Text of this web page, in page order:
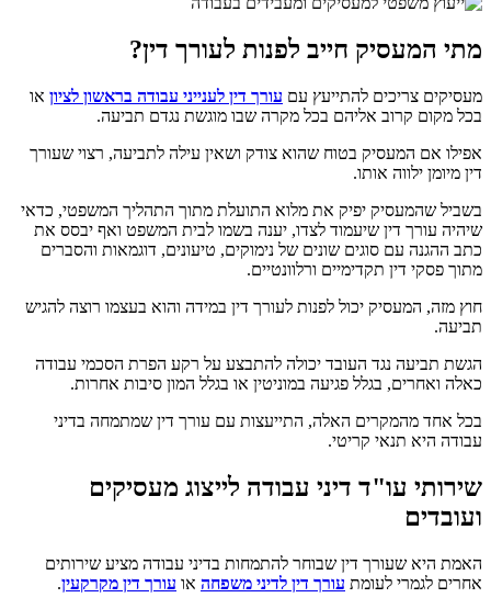
מתי המעסיק חייב לפנות לעורך דין?
מעסיקים צריכים להתייעץ עם עורך דין לענייני עבודה בראשון לציון או
בכל מקום קרוב אליהם בכל מקרה שבו מוגשת נגדם תביעה.
אפילו אם המעסיק בטוח שהוא צודק ושאין עילה לתביעה, רצוי שעורך
דין מיומן ילווה אותו.
בשביל שהמעסיק יפיק את מלוא התועלת מתוך התהליך המשפטי, כדאי
שיהיה עורך דין שיעמוד לצדו, יענה בשמו לבית המשפט ואף יבסס את
כתב ההגנה עם סוגים שונים של נימוקים, טיעונים, דוגמאות והסברים
מתוך פסקי דין תקדימיים ורלוונטיים.
חוץ מזה, המעסיק יכול לפנות לעורך דין במידה והוא בעצמו רוצה להגיש
תביעה.
הגשת תביעה נגד העובד יכולה להתבצע על רקע הפרת הסכמי עבודה
כאלה ואחרים, בגלל פגיעה במוניטין או בגלל המון סיבות אחרות.
בכל אחד מהמקרים האלה, התייעצות עם עורך דין שמתמחה בדיני
עבודה היא תנאי קריטי.
שירותי עו"ד דיני עבודה לייצוג מעסיקים
ועובדים
האמת היא שעורך דין שבוחר להתמחות בדיני עבודה מציע שירותים
אחרים לגמרי לעומת עורך דין לדיני משפחה או עורך דין מקרקעין.